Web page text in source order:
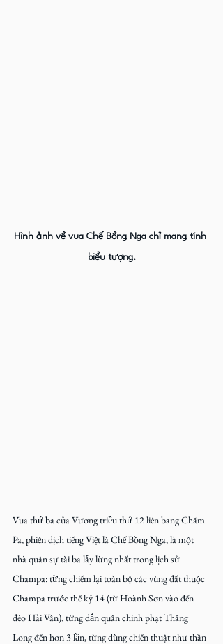
Hình ảnh về vua Chế Bồng Nga chỉ mang tính
biểu tượng.
Vua thứ ba của Vương triều thứ 12 liên bang Chăm
Pa, phiên dịch tiếng Việt là Chế Bồng Nga, là một
nhà quân sự tài ba lẫy lừng nhất trong lịch sử
Champa: từng chiếm lại toàn bộ các vùng đất thuộc
Champa trước thế kỷ 14 (từ Hoành Sơn vào đến
đèo Hải Vân), từng dẫn quân chinh phạt Thăng
Long đến hơn 3 lần, từng dùng chiến thuật như thần